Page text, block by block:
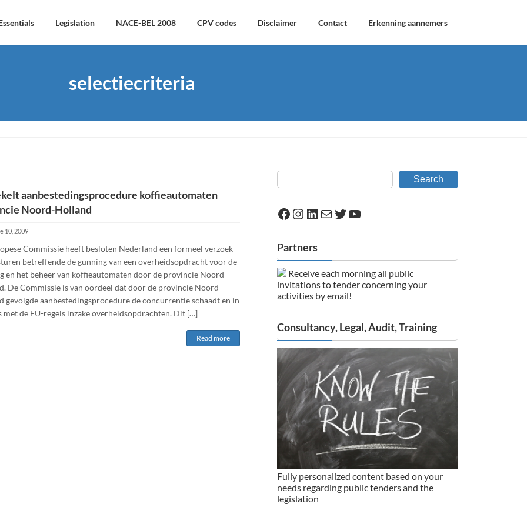
Legislation NACE-BEL 2008 CPV codes Disclaimer Contact Erkenning aannemers
selectiecriteria
aanbestedingsprocedure koffieautomaten
Noord-Holland
10, 2009
Commissie heeft besloten Nederland een formeel verzoek
betreffende de gunning van een overheidsopdracht voor de
en het beheer van koffieautomaten door de provincie Noord-
De Commissie is van oordeel dat door de provincie Noord-
gevolgde aanbestedingsprocedure de concurrentie schaadt en in
met de EU-regels inzake overheidsopdrachten. Dit […]
Read more
Search
Facebook
Instagram
LinkedIn
MailTwitter
YouTube
Partners
Receive each morning all public
invitations to tender concerning your
activities by email!
Consultancy, Legal, Audit, Training
Fully personalized content based on your
needs regarding public tenders and the
legislation